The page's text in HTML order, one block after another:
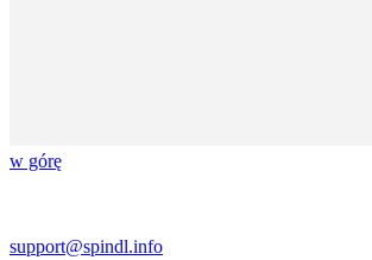
w górę
support@spindl.info